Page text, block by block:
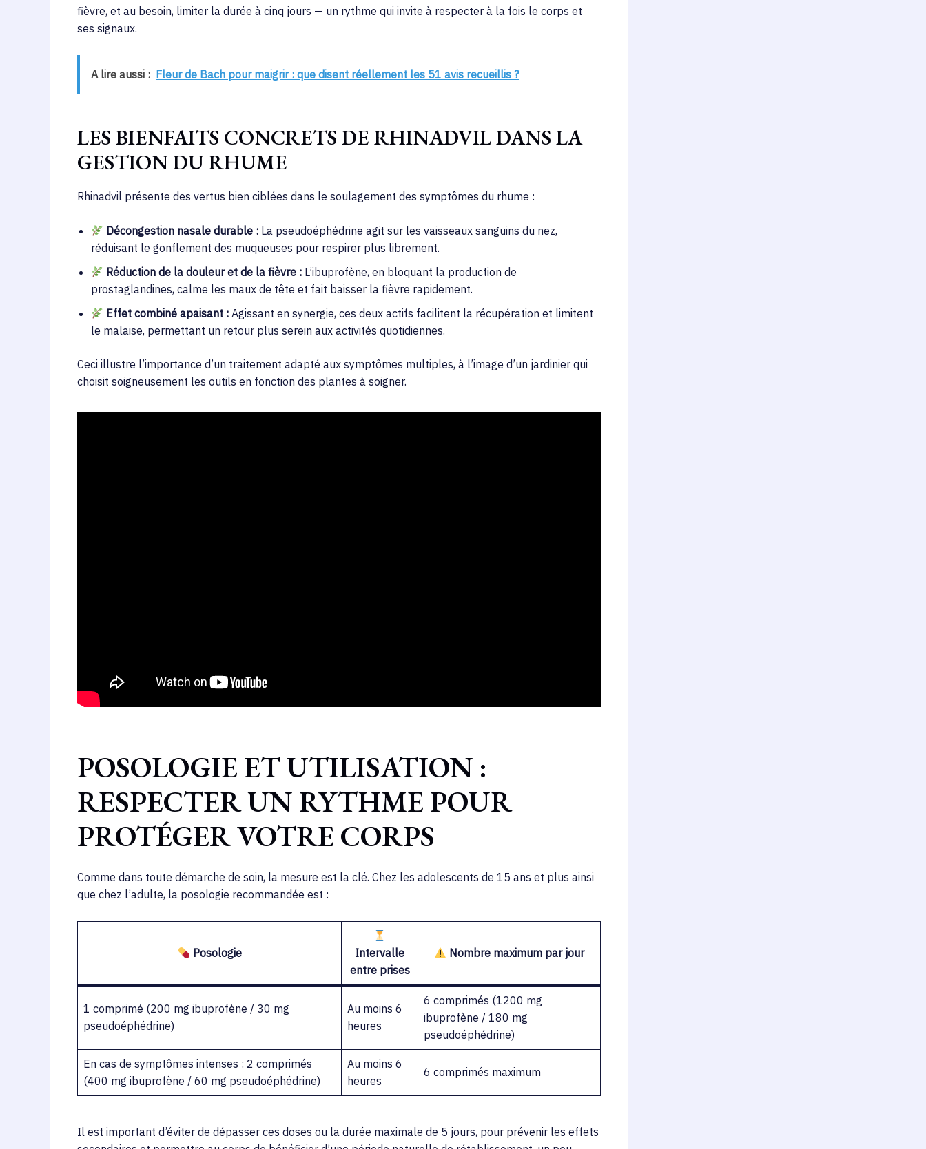
fièvre, et au besoin, limiter la durée à cinq jours — un rythme qui invite à respecter à la fois le corps et
ses signaux.
A lire aussi : Fleur de Bach pour maigrir : que disent réellement les 51 avis recueillis ?
LES BIENFAITS CONCRETS DE RHINADVIL DANS LA
GESTION DU RHUME
Rhinadvil présente des vertus bien ciblées dans le soulagement des symptômes du rhume :
Décongestion nasale durable : La pseudoéphédrine agit sur les vaisseaux sanguins du nez,
réduisant le gonflement des muqueuses pour respirer plus librement.
Réduction de la douleur et de la fièvre : L’ibuprofène, en bloquant la production de
prostaglandines, calme les maux de tête et fait baisser la fièvre rapidement.
Effet combiné apaisant : Agissant en synergie, ces deux actifs facilitent la récupération et limitent
le malaise, permettant un retour plus serein aux activités quotidiennes.
Ceci illustre l’importance d’un traitement adapté aux symptômes multiples, à l’image d’un jardinier qui
choisit soigneusement les outils en fonction des plantes à soigner.
POSOLOGIE ET UTILISATION :
RESPECTER UN RYTHME POUR
PROTÉGER VOTRE CORPS
Comme dans toute démarche de soin, la mesure est la clé. Chez les adolescents de 15 ans et plus ainsi
que chez l’adulte, la posologie recommandée est :
Posologie
Intervalle
entre prises
Nombre maximum par jour
1 comprimé (200 mg ibuprofène / 30 mg
pseudoéphédrine)
Au moins 6
heures
6 comprimés (1200 mg
ibuprofène / 180 mg
pseudoéphédrine)
En cas de symptômes intenses : 2 comprimés
(400 mg ibuprofène / 60 mg pseudoéphédrine)
Au moins 6
heures
6 comprimés maximum
Il est important d’éviter de dépasser ces doses ou la durée maximale de 5 jours, pour prévenir les effets